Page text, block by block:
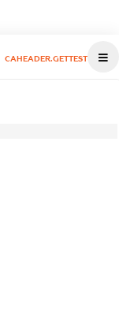
CAHEADER.GETTEST